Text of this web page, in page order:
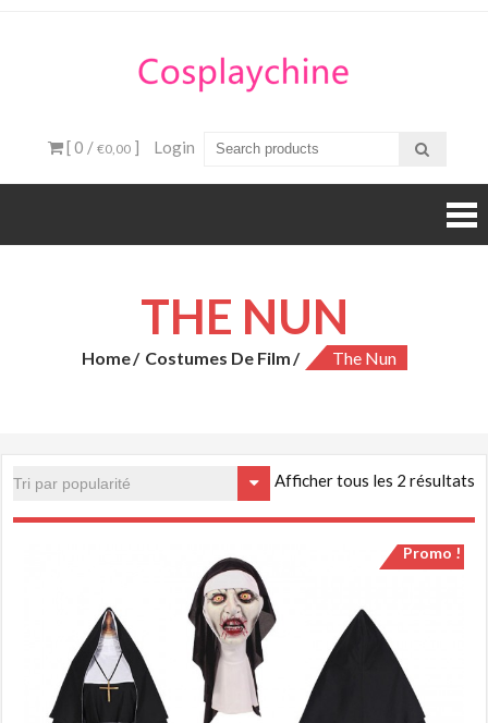
[ 0 / €0,00] Login
THE NUN
Home Costumes De Film The Nun
Afficher tous les 2 résultats
Promo !